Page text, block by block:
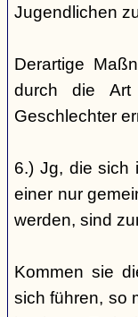
Jugendlichen
Derartige
durch die Art
Geschlechter
6.) Jg, die sich
einer nur
werden, sind
Kommen sie
sich führen, so